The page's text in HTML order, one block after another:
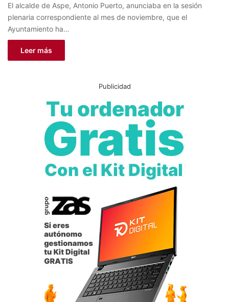
El alcalde de Aspe, Antonio Puerto, anunciaba en la sesión
plenaria correspondiente al mes de noviembre, que el
Ayuntamiento ha…
Leer más
Publicidad